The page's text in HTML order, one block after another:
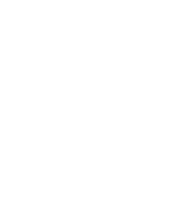
secondo livello
secondo livello